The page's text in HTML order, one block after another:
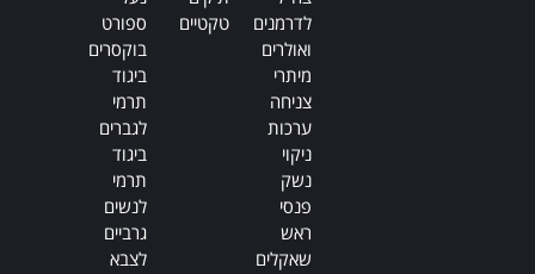
לדרמנים
ואולרים
מיתרי
צניחה
ערכות
ניקוי
נשק
פנסי
ראש
שאקלים
טקטיים
ספורט
בוקסרים
ביגוד
תרמי
לגברים
ביגוד
תרמי
לנשים
גרביים
לצבא